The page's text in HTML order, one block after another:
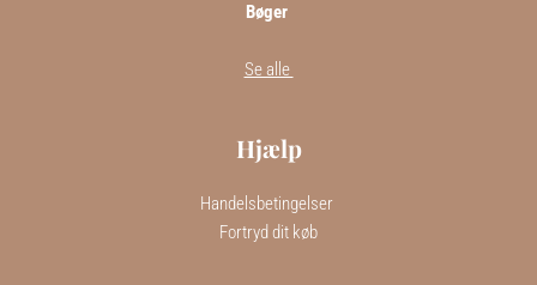
Bøger
Se alle
Hjælp
Handelsbetingelser
Fortryd dit køb